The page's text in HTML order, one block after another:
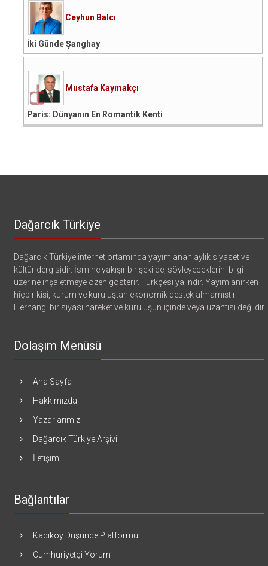
Ceyhun Balcı
İki Günde Şanghay
Mustafa Kaymakçı
Paris: Dünyanın En Romantik Kenti
Dağarcık Türkiye
Dağarcık Türkiye internet ortamında yayımlanan aylık siyaset ve
kültür dergisidir. İsmine yakışır bir şekilde, söyleyeceklerini bilgi
üzerine inşa etmeye özen gösterir. Türkçesi yalındır. Yayımlanırken
hiçbir kişi, kurum ve kuruluştan ekonomik destek almamıştır.
Herhangi bir siyasi hareket ve kuruluşun içinde veya uzantısı değildir
Dolaşım Menüsü
Ana Sayfa
Hakkımızda
Yazarlarımız
Dağarcık Türkiye Arşivi
İletişim
Bağlantılar
Kadıköy Düşünce Platformu
Cumhuriyetçi Yorum